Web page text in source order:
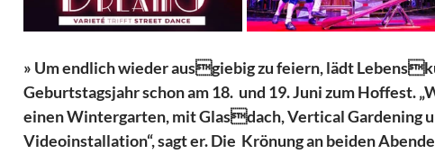
» Um endlich wieder ausgiebig zu feiern, lädt
Geburtstagsjahr schon am 18.  und 19. Juni zum Hoffest.
einen Wintergarten, mit Glasdach, Vertical Gardening
Videoinstallation“, sagt er. Die  Krönung an beiden